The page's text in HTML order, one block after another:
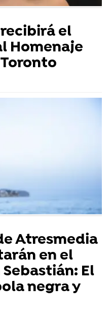
el
Homenaje
Atresmedia
en el
El
negra y